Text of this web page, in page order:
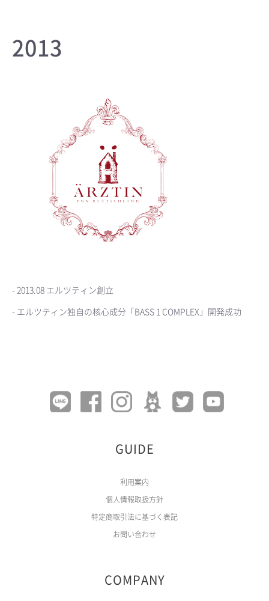
2013
- 2013.08 エルツティン創立
- エルツティン独自の核心成分「BASS 1 COMPLEX」開発成功
GUIDE
利用案内
個人情報取扱方針
特定商取引法に基づく表記
お問い合わせ
COMPANY